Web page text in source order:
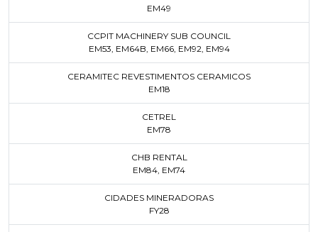
EM49
CCPIT MACHINERY SUB COUNCIL
EM53, EM64B, EM66, EM92, EM94
CERAMITEC REVESTIMENTOS CERAMICOS
EM18
CETREL
EM78
CHB RENTAL
EM84, EM74
CIDADES MINERADORAS
FY28